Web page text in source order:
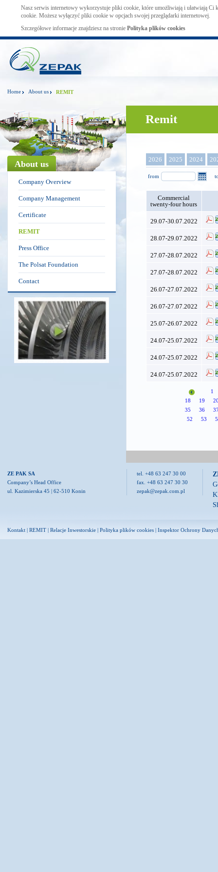
Nasz serwis internetowy wykorzystuje pliki cookie, które umożliwiają i ułatwiają Ci
cookie. Możesz wyłączyć pliki cookie w opcjach swojej przeglądarki internetowej.
Szczegółowe informacje znajdziesz na stronie Polityka plików cookies
Home About us REMIT
About us
Company Overview
Company Management
Certificate
REMIT
Press Office
The Polsat Foundation
Contact
Remit
2026 2025 2024
from
Commercial
twenty-four hours
29.07-30.07.2022
28.07-29.07.2022
27.07-28.07.2022
27.07-28.07.2022
26.07-27.07.2022
26.07-27.07.2022
25.07-26.07.2022
24.07-25.07.2022
24.07-25.07.2022
24.07-25.07.2022
1
18
19
35
36
52
53
ZE PAK SA
Company’s Head Office
ul. Kazimierska 45 | 62-510 Konin
tel. +48 63 247 30 00
fax. +48 63 247 30 30
zepak@zepak.com.pl
Kontakt | REMIT | Relacje Inwestorskie | Polityka plików cookies | Inspektor Ochrony